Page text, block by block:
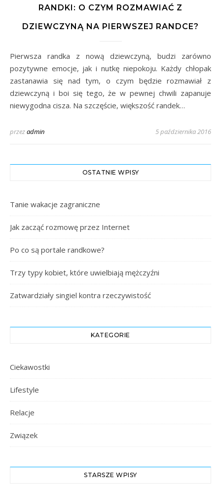
RANDKI: O CZYM ROZMAWIAĆ Z
DZIEWCZYNĄ NA PIERWSZEJ RANDCE?
Pierwsza randka z nową dziewczyną, budzi zarówno
pozytywne emocje, jak i nutkę niepokoju. Każdy chłopak
zastanawia się nad tym, o czym będzie rozmawiał z
dziewczyną i boi się tego, że w pewnej chwili zapanuje
niewygodna cisza. Na szczęście, większość randek…
przezadmin 5 października 2016
OSTATNIE WPISY
Tanie wakacje zagraniczne
Jak zacząć rozmowę przez Internet
Po co są portale randkowe?
Trzy typy kobiet, które uwielbiają mężczyźni
Zatwardziały singiel kontra rzeczywistość
KATEGORIE
Ciekawostki
Lifestyle
Relacje
Związek
STARSZE WPISY